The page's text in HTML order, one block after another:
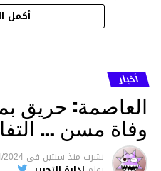
هذا وقد تمكن أعوان
هلال في توقيت قياسي
والقبض عليه
ما نُسبه إليه.
متابعة
أكمل
أخبار
العاصمة: حريق
وفاة مسن …
نشرت منذ سنتين فى 2024